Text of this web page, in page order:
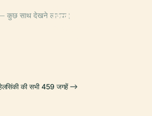
कुछ साथ देखने लायक।हिएटानियेमी
की सभी 459 जगहें